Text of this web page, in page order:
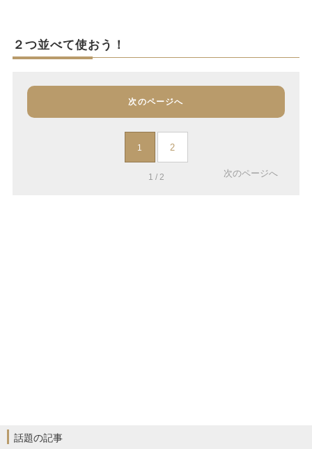
２つ並べて使おう！
次のページへ
1 2
1 / 2 次のページへ
話題の記事